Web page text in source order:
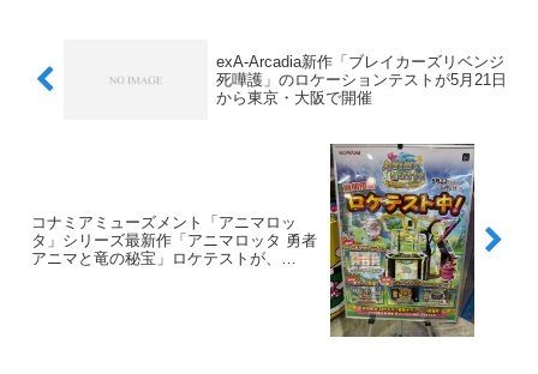
exA-Arcadia新作「ブレイカーズリベンジ
死嘩護」のロケーションテストが5月21日
から東京・大阪で開催
コナミアミューズメント「アニマロッ
タ」シリーズ最新作「アニマロッタ 勇者
アニマと竜の秘宝」ロケテストが、